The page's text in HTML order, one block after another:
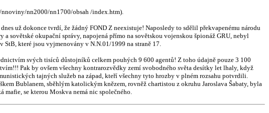
nn2000/nn1700/obsah /index.htm).
už dokonce tvrdí, že žádný FOND Z neexistuje! Naposledy to sdělil překvapenému národu
okupační správy, napojená přímo na sovětskou vojenskou špionáž GRU, nebyl
které jsou vyjmenovány v N.N.01/1999 na straně 17.
svých tisíců důstojníků celkem pouhých 9 600 agentů! Z toho údajně pouze 3 100
Pak by ovšem všechny kontrarozvědky zemí svobodného světa desítky let lhaly, když
tajných služeb na západ, kteří všechny tyto hrozby v plném rozsahu potvrdili.
Bublanem, sběhlým katolickým knězem, rovněž chartistou z okruhu Jaroslava Šabaty, byla
se kterou Moskva nemá nic společného.